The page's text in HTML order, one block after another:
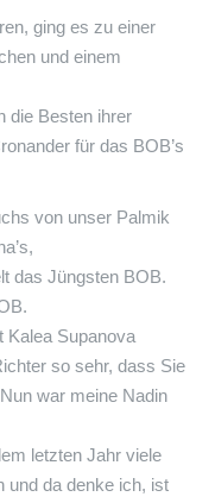
ging es zu einer
und einem
die Besten ihrer
für das BOB’s
von unser Palmik
das Jüngsten BOB.
Kalea Supanova
so sehr, dass Sie
war meine Nadin
letzten Jahr viele
und da denke ich, ist